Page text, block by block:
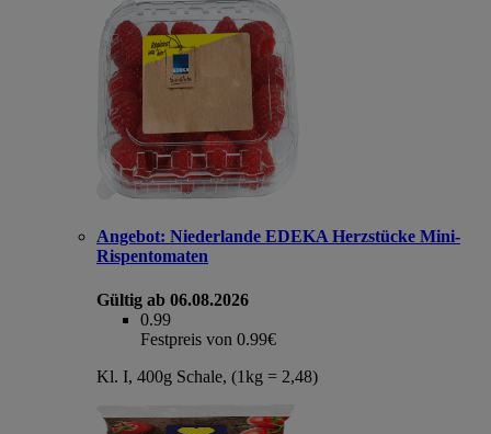
Angebot: Niederlande EDEKA Herzstücke Mini-
Rispentomaten
Gültig ab 06.08.2026
0.99
Festpreis von 0.99€
Kl. I, 400g Schale, (1kg = 2,48)